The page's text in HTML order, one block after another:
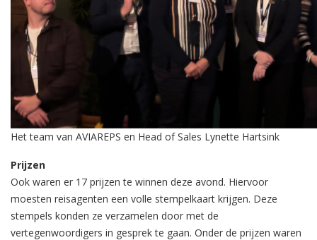
Het team van AVIAREPS en Head of Sales Lynette Hartsink
Prijzen
Ook waren er 17 prijzen te winnen deze avond. Hiervoor
moesten reisagenten een volle stempelkaart krijgen. Deze
stempels konden ze verzamelen door met de
vertegenwoordigers in gesprek te gaan. Onder de prijzen waren